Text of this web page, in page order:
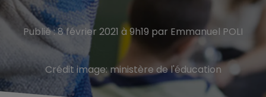
Publié : 8 février 2021 à 9h19 par Emmanuel POLI
Crédit image:ministère de l'éducation